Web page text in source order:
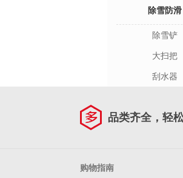
除雪防滑
除雪铲
大扫把
刮水器
品类齐全，轻
购物指南